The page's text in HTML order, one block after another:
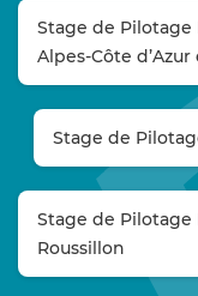
Stage de
Alpes-Côte d’Azur
Stage de
Stage de
Roussillon